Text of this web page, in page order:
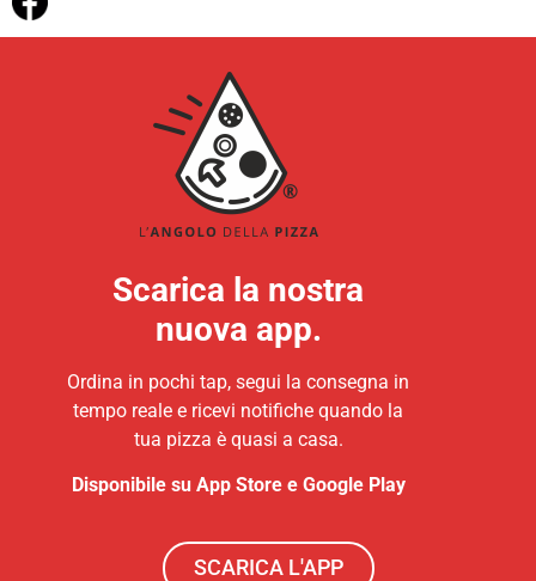
Scarica la nostra
nuova app.
Ordina in pochi tap, segui la consegna in
tempo reale e ricevi notifiche quando la
tua pizza è quasi a casa.
Disponibile su App Store e Google Play
SCARICA L'APP